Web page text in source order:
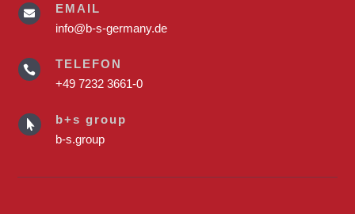

EMAIL
info@b-s-germany.de

TELEFON
+49 7232 3661-0

b+s group
b-s.group